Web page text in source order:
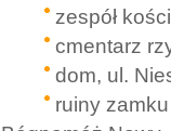
zespół
cmentarz
dom, ul.
ruiny zamku